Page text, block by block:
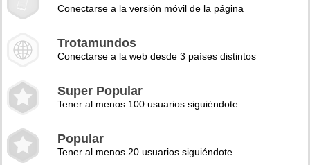
Conectarse a la versión móvil de la página
Trotamundos
Conectarse a la web desde 3 países distintos
Super Popular
Tener al menos 100 usuarios siguiéndote
Popular
Tener al menos 20 usuarios siguiéndote